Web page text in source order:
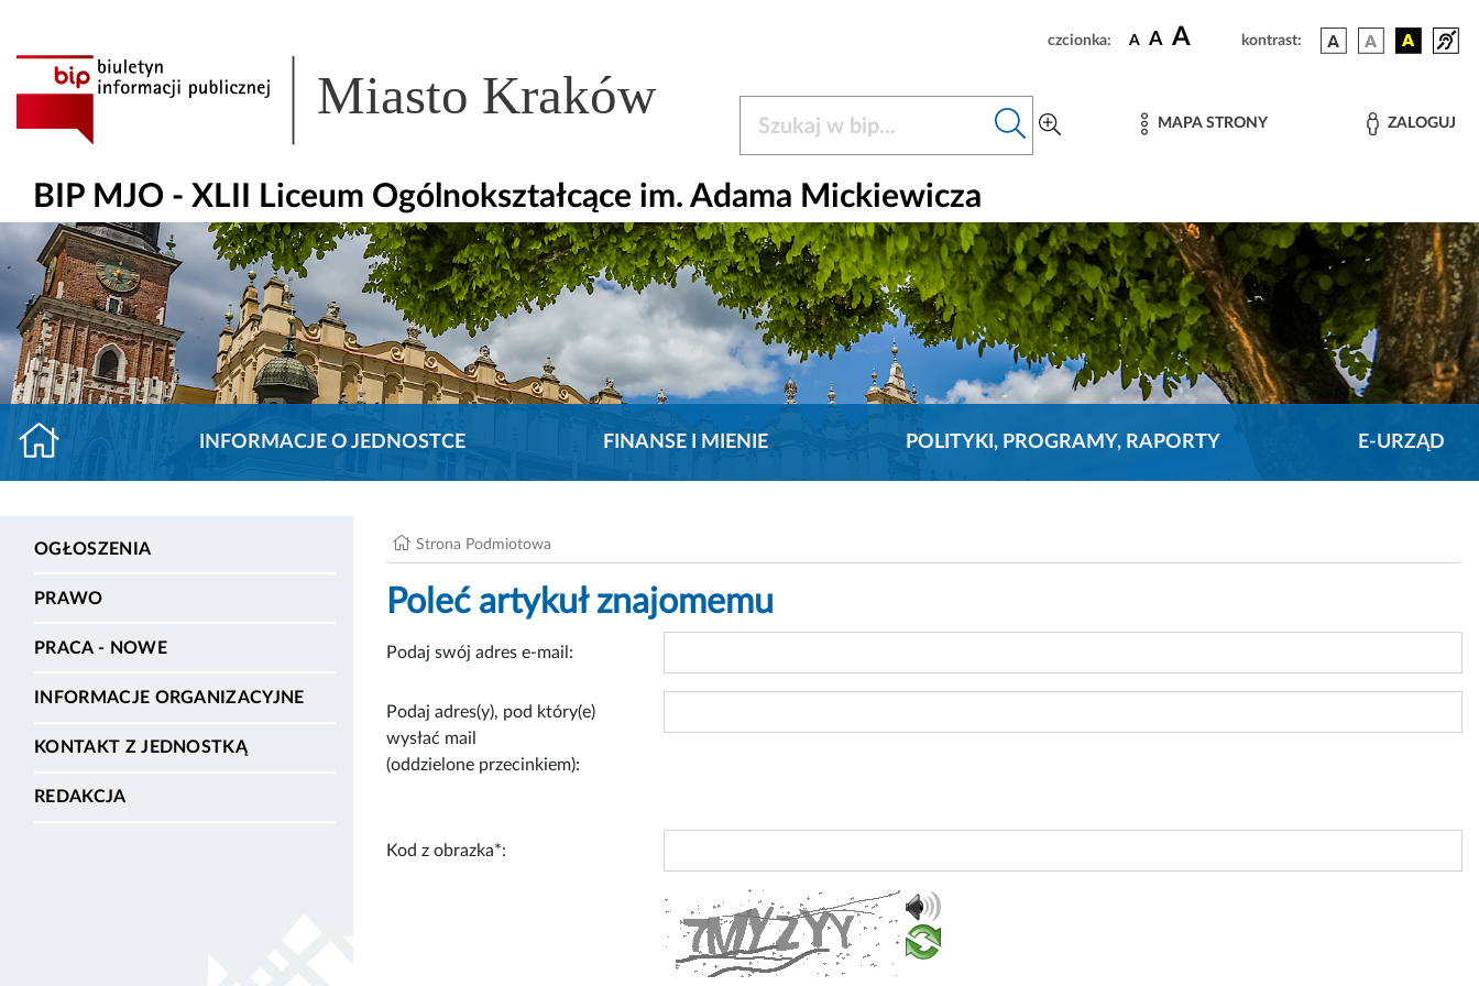
czcionka: A A A kontrast:
Miasto Kraków MAPA STRONY ZALOGUJ
BIP MJO - XLII Liceum Ogólnokształcące im. Adama Mickiewicza
INFORMACJE O JEDNOSTCE FINANSE I MIENIE POLITYKI, PROGRAMY, RAPORTY E-URZĄD
OGŁOSZENIA
PRAWO
PRACA - NOWE
INFORMACJE ORGANIZACYJNE
KONTAKT Z JEDNOSTKĄ
REDAKCJA
Strona Podmiotowa
Poleć artykuł znajomemu
Podaj swój adres e-mail:
Podaj adres(y), pod który(e)
wysłać mail
(oddzielone przecinkiem):
Kod z obrazka*: